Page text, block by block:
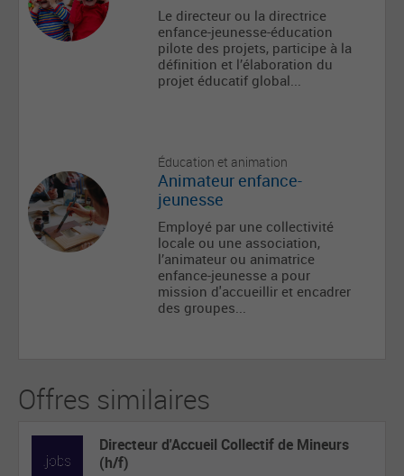
Le directeur ou la directrice
enfance-jeunesse-éducation
pilote des projets, participe à la
définition et l’élaboration du
projet éducatif global...
Éducation et animation
Animateur enfance-
jeunesse
Employé par une collectivité
locale ou une association,
l’animateur ou animatrice
enfance-jeunesse a pour
mission d'accueillir et encadrer
des groupes...
Offres similaires
Directeur d'Accueil Collectif de Mineurs
(h/f)